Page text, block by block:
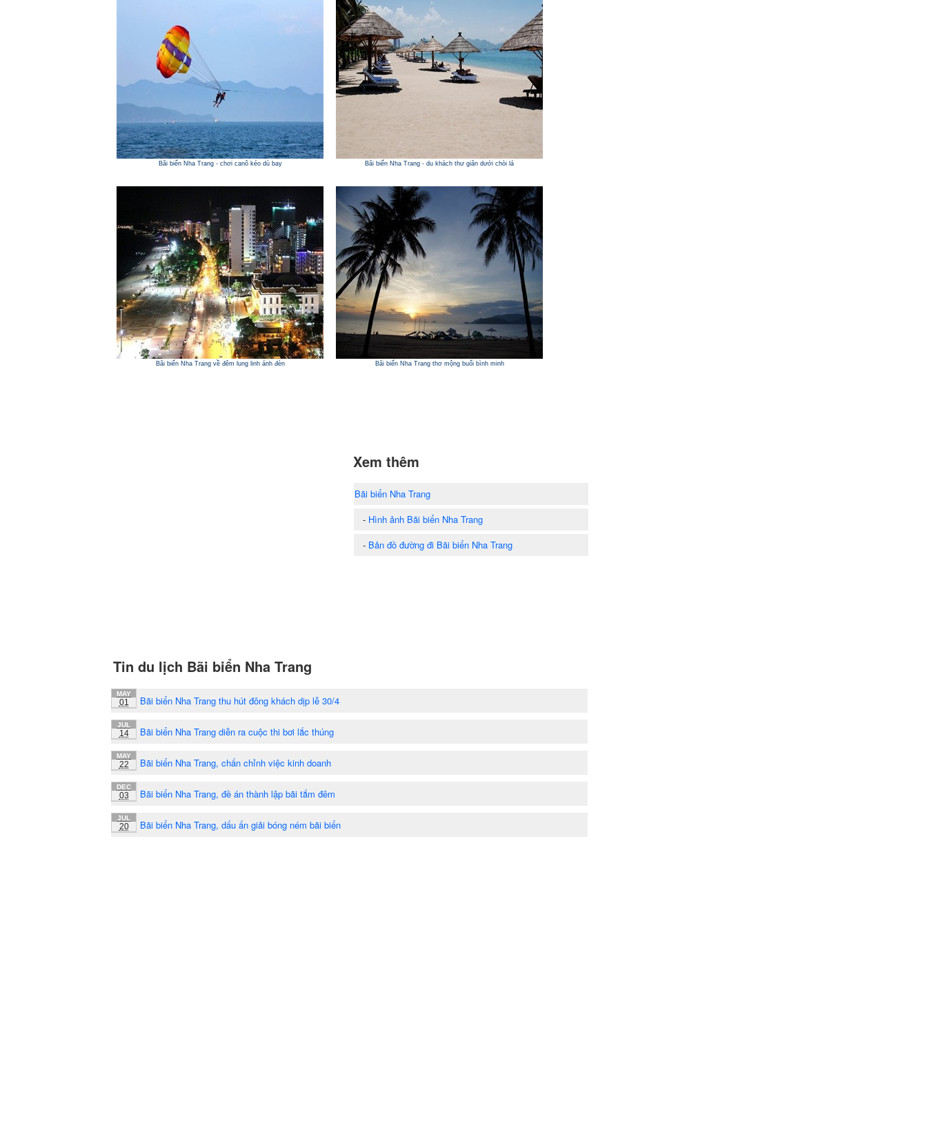
Bãi biển Nha Trang - chơi canô kéo dù bay Bãi biển Nha Trang - du khách thư giãn dưới chòi lá
Bãi biển Nha Trang về đêm lung linh ánh đèn Bãi biển Nha Trang thơ mộng buổi bình minh
Xem thêm
Bãi biển Nha Trang
- Hình ảnh Bãi biển Nha Trang
- Bản đồ đường đi Bãi biển Nha Trang
Tin du lịch Bãi biển Nha Trang
MAY
01 Bãi biển Nha Trang thu hút đông khách dịp lễ 30/4
JUL
14 Bãi biển Nha Trang diễn ra cuộc thi bơi lắc thúng
MAY
22 Bãi biển Nha Trang, chấn chỉnh việc kinh doanh
DEC
03 Bãi biển Nha Trang, đề án thành lập bãi tắm đêm
JUL
20 Bãi biển Nha Trang, dấu ấn giải bóng ném bãi biển